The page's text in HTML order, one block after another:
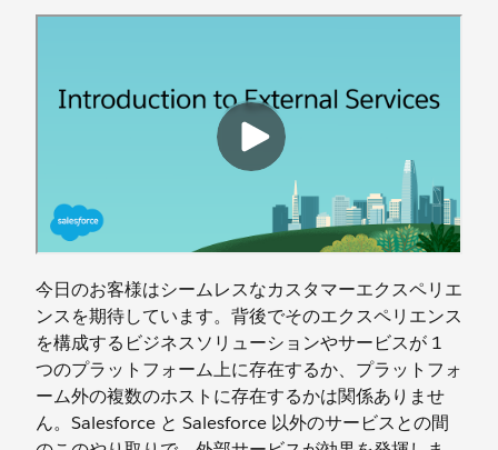
今日のお客様はシームレスなカスタマーエクスペリエ
ンスを期待しています。背後でそのエクスペリエンス
を構成するビジネスソリューションやサービスが 1
つのプラットフォーム上に存在するか、プラットフォ
ーム外の複数のホストに存在するかは関係ありませ
ん。Salesforce と Salesforce 以外のサービスとの間